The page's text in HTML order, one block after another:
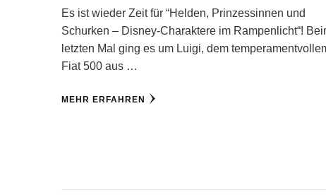
Es ist wieder Zeit für “Helden, Prinzessinnen und
Schurken – Disney-Charaktere im Rampenlicht“!
letzten Mal ging es um Luigi, dem
Fiat 500 aus …
MEHR ERFAHREN